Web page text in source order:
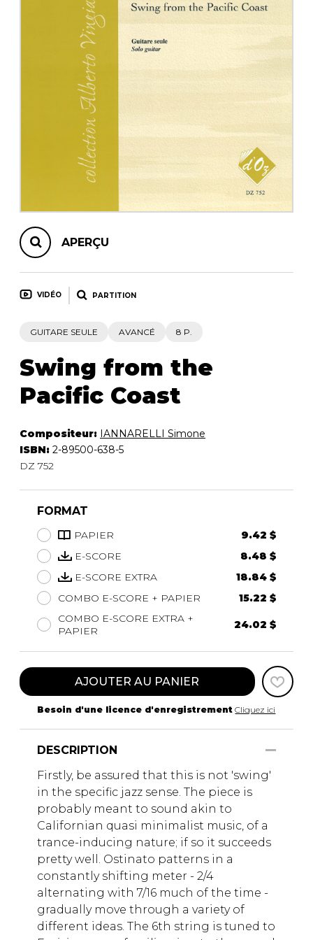
AUTRES PRODUITS
APERÇU
VIDÉO PARTITION
GUITARE SEULE AVANCÉ 8 P.
Swing from the
Pacific Coast
Compositeur: IANNARELLI Simone
ISBN: 2-89500-638-5
DZ 752
FORMAT
PAPIER
9.42 $
E-SCORE
8.48 $
E-SCORE EXTRA
18.84 $
COMBO E-SCORE + PAPIER
15.22 $
COMBO E-SCORE EXTRA +
PAPIER
24.02 $
AJOUTER AU PANIER
Besoin d'une licence d'enregistrement Cliquez ici
DESCRIPTION
Firstly, be assured that this is not 'swing'
in the specific jazz sense. The piece is
probably meant to sound akin to
Californian quasi minimalist music, of a
trance-inducing nature; if so it succeeds
pretty well. Ostinato patterns in a
constantly shifting meter - 2/4
alternating with 7/16 much of the time -
gradually move through a variety of
different ideas. The 6th string is tuned to